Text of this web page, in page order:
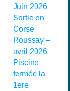
Juin 2026
Sortie en
Corse
Roussay –
avril 2026
Piscine
fermée la
1ere